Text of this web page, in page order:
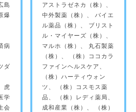
島
爆
病
ダ
虎
学
会
アストラゼネカ（株）、
中外製薬（株）、 バイエ
ル薬品（株）、 ブリスト
ル・マイヤーズ（株）、
マルホ（株）、 丸石製薬
（株）、 （株）ココカラ
ファインヘルスケア、
（株）ハーティウォン
ツ、 （株）コスモス薬
品、 （株）レディ薬局、
成和産業（株）、 （株）